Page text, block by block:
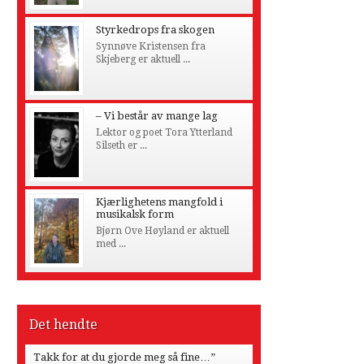
Styrkedrops fra skogen
Synnøve Kristensen fra
Skjeberg er aktuell ...
– Vi består av mange lag
Lektor og poet Tora Ytterland
Silseth er ...
Kjærlighetens mangfold i
musikalsk form
Bjørn Ove Høyland er aktuell
med ...
Det hendte
Takk for at du gjorde meg så fine…”